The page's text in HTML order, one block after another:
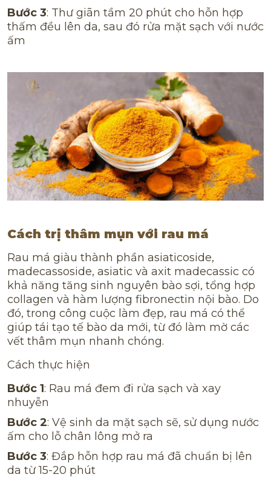
Bước 3: Thư giãn tầm 20 phút cho hỗn hợp
thấm đều lên da, sau đó rửa mặt sạch với nước
ấm
Cách trị thâm mụn với rau má
Rau má giàu thành phần asiaticoside,
madecassoside, asiatic và axit madecassic có
khả năng tăng sinh nguyên bào sợi, tổng hợp
collagen và hàm lượng fibronectin nội bào. Do
đó, trong công cuộc làm đẹp, rau má có thể
giúp tái tạo tế bào da mới, từ đó làm mờ các
vết thâm mụn nhanh chóng.
Cách thực hiện
Bước 1: Rau má đem đi rửa sạch và xay
nhuyễn
Bước 2: Vệ sinh da mặt sạch sẽ, sử dụng nước
ấm cho lỗ chân lông mở ra
Bước 3: Đắp hỗn hợp rau má đã chuẩn bị lên
da từ 15-20 phút
Tôi đã đọc và đồng ý với điều khoản sử
dụng và bảo mật thông tin cá nhân